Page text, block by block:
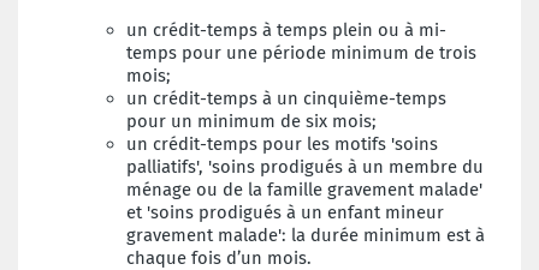
un crédit-temps à temps plein ou à mi-
temps pour une période minimum de trois
mois;
un crédit-temps à un cinquième-temps
pour un minimum de six mois;
un crédit-temps pour les motifs 'soins
palliatifs', 'soins prodigués à un membre du
ménage ou de la famille gravement malade'
et 'soins prodigués à un enfant mineur
gravement malade': la durée minimum est à
chaque fois d’un mois.